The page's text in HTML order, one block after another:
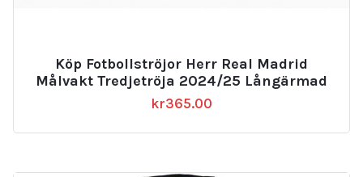
Köp Fotbollströjor Herr Real Madrid
Målvakt Tredjetröja 2024/25 Långärmad
kr365.00